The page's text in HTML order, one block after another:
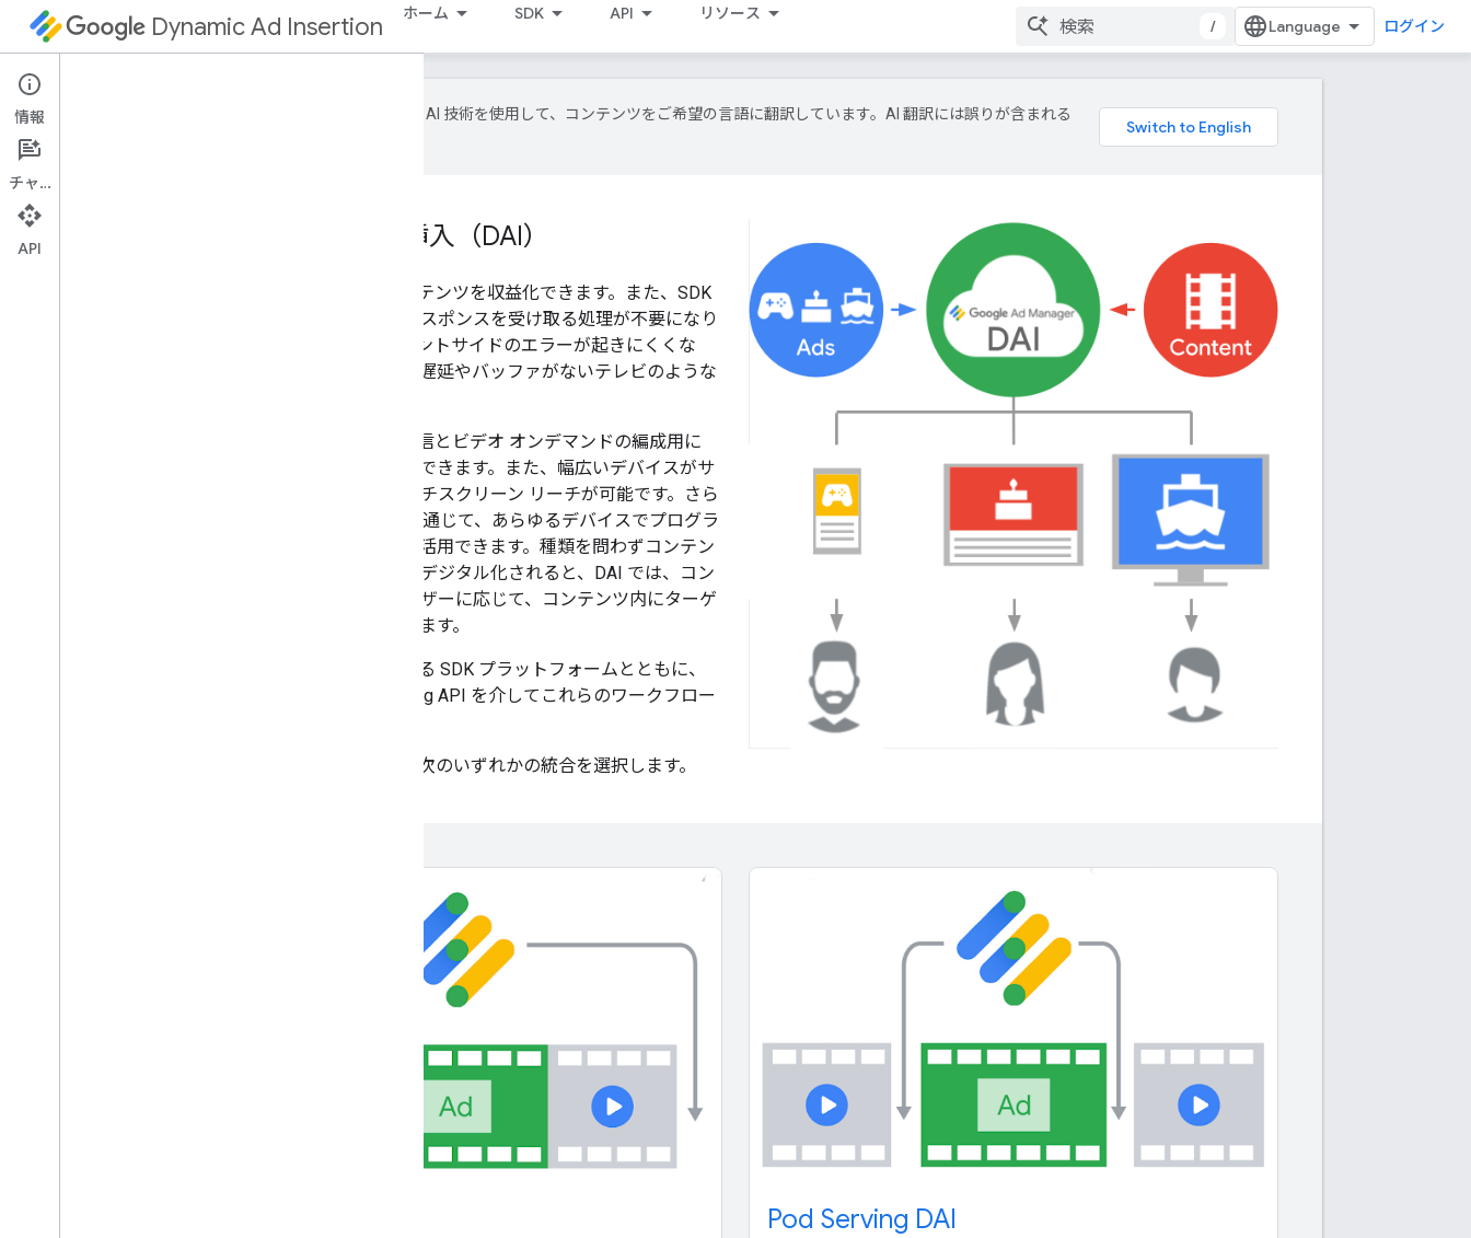
Dynamic Ad Insertion ホーム SDK API リソース
/ ログイン
Google は AI 技術を使用して、コンテンツをご希望の言語に翻訳しています。AI 翻訳には誤りが含まれる
ダイナミック広告挿入（DAI）
DAI を使用すると、動画コンテンツを収益化できます。また、SDK
では広告をリクエストしてレスポンスを受け取る処理が不要になり
ます。これにより、クライアントサイドのエラーが起きにくくな
り、コンテンツと広告の間に遅延やバッファがないテレビのような
DAI を使用すると、ライブ配信とビデオ オンデマンドの編成用に
個々の広告をターゲティングできます。また、幅広いデバイスがサ
ポートされているため、マルチスクリーン リーチが可能です。さら
に、動画向け Ad Exchange を通じて、あらゆるデバイスでプログラ
マティックな収益化の機会を活用できます。種類を問わずコンテン
ツの元のフォーマットが一度デジタル化されると、DAI では、コン
テンツを表示している各ユーザーに応じて、コンテンツ内にターゲ
ティング動画広告を表示できます。
DAI では、サポートされている SDK プラットフォームとともに、
Full service API と Pod serving API を介してこれらのワークフロー
DAI の使用を開始するには、次のいずれかの統合を選択します。
Pod Serving DAI
情報
チャット
API